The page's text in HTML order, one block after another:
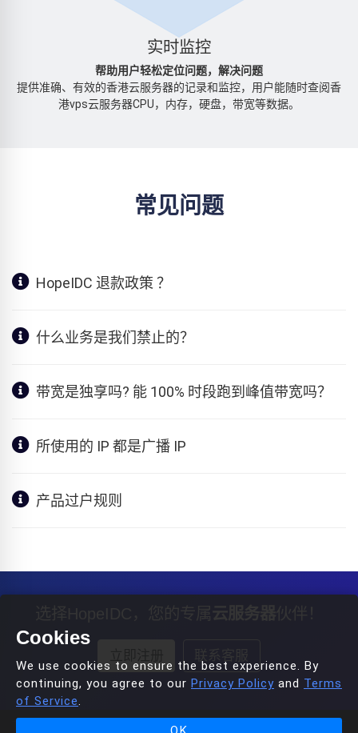
实时监控
帮助用户轻松定位问题，解决问题
提供准确、有效的香港云服务器的记录和监控，用户能随时查阅香
港vps云服务器CPU，内存，硬盘，带宽等数据。
常见问题
HopeIDC 退款政策 ？
什么业务是我们禁止的？
带宽是独享吗? 能 100% 时段跑到峰值带宽吗？
所使用的 IP 都是广播 IP
产品过户规则
Cookies
We use cookies to ensure the best experience. By
continuing, you agree to our Privacy Policy and Terms
of Service.